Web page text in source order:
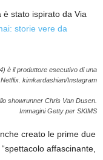
è stato ispirato da Via
storie vere da
è il produttore esecutivo di una
kimkardashian/Instagram
showrunner Chris Van Dusen.
Immagini Getty per SKIMS
creato le prime due
affascinante,